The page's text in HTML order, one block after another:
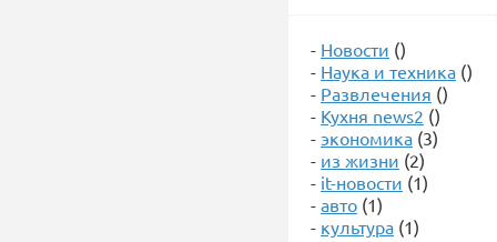
- Новости ()
- Наука и техника ()
- Развлечения ()
- Кухня news2 ()
- экономика (3)
- из жизни (2)
- it-новости (1)
- авто (1)
- культура (1)